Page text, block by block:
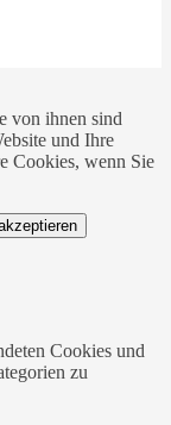
von ihnen sind
und Ihre
Cookies, wenn Sie
Cookies und
zu